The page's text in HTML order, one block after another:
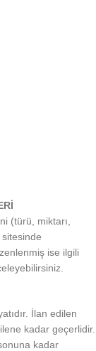
(türü, miktarı,
ise ilgili
İlan edilen
kadar geçerlidir.
kadar